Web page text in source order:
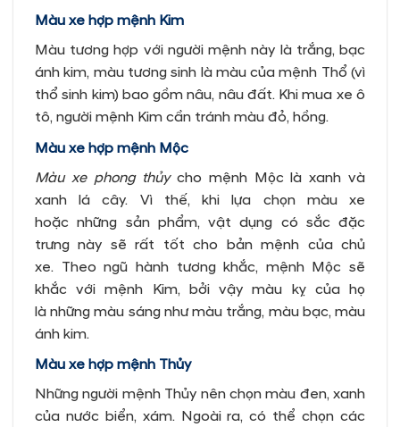
Màu xe hợp mệnh Kim
Màu tương hợp với người mệnh này là trắng, bạc
ánh kim, màu tương sinh là màu của mệnh Thổ (vì
thổ sinh kim) bao gồm nâu, nâu đất. Khi mua xe ô
tô, người mệnh Kim cần tránh màu đỏ, hồng.
Màu xe hợp mệnh Mộc
Màu xe phong thủycho mệnh Mộc là xanh và
xanh lá cây. Vì thế, khi lựa chọn màu xe
hoặc những sản phẩm, vật dụng có sắc đặc
trưng này sẽ rất tốt cho bản mệnh của chủ
xe. Theo ngũ hành tương khắc, mệnh Mộc sẽ
khắc với mệnh Kim, bởi vậy màu kỵ của họ
là những màu sáng như màu trắng, màu bạc, màu
ánh kim.
Màu xe hợp mệnh Thủy
Những người mệnh Thủy nên chọn màu đen, xanh
của nước biển, xám. Ngoài ra, có thể chọn các